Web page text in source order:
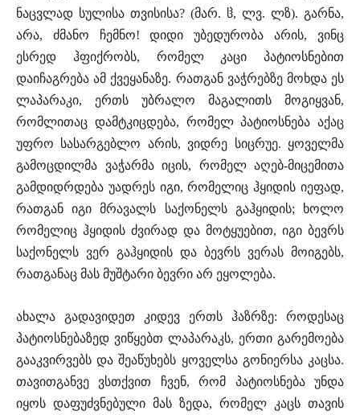
ნაცვლად სულისა თვისისა? (მარ. ჱ, ლვ. ლზ). გარნა,
არა, ძმანო ჩემნო! დიდი უბედურობა არის, ვინც
ესრედ ჰფიქრობს, რომელ კაცი პატიოსნებით
დაიჩაგრება ამ ქვეყანაზე. რათგან ვაჭრებზე მოხდა ეს
ლაპარაკი, ერთს უბრალო მაგალითს მოგიყვან,
რომლითაც დამტკიცდება, რომელ პატიოსნება აქაც
უფრო სასარგებლო არის, ვიდრე სიცრუე. ყოველმა
გამოცდილმა ვაჭარმა იცის, რომელ აღებ-მიცემითა
გამდიდრდება უადრეს იგი, რომელიც ჰყიდის იეფად,
რათგან იგი მრავალს საქონელს გაჰყიდის; ხოლო
რომელიც ჰყიდის ძვირად და მოტყუებით, იგი ბევრს
საქონელს ვერ გაჰყიდის და ბევრს ვერას მოიგებს,
რათგანაც მას მუშტარი ბევრი არ ეყოლება.
ახალა გადავიდეთ კიდევ ერთს ჰაზრზე: როდესაც
პატიოსნებაზედ ვიწყებთ ლაპარაკს, ერთი გარემოება
გააკვირვებს და შეაწუხებს ყოველსა გონიერსა კაცსა.
თავითგანვე ვსთქვით ჩვენ, რომ პატიოსნება უნდა
იყოს დაფუძვნებული მას ზედა, რომელ კაცს თავის